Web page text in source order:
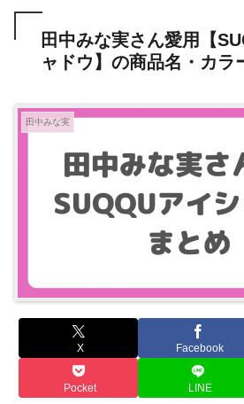
田中みな実さん愛用【
ャドウ】の商品名・カラ
田中みな実
X Facebook
Pocket LINE